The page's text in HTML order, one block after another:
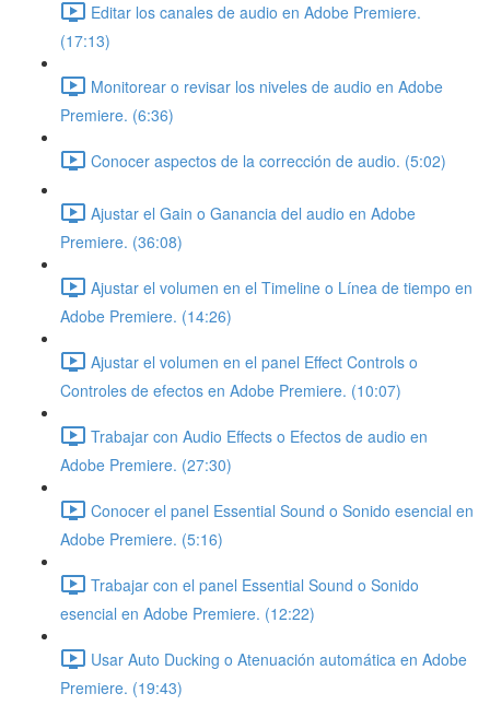
Editar los canales de audio en Adobe Premiere.
(17:13)
Monitorear o revisar los niveles de audio en Adobe
Premiere. (6:36)
Conocer aspectos de la corrección de audio. (5:02)
Ajustar el Gain o Ganancia del audio en Adobe
Premiere. (36:08)
Ajustar el volumen en el Timeline o Línea de tiempo en
Adobe Premiere. (14:26)
Ajustar el volumen en el panel Effect Controls o
Controles de efectos en Adobe Premiere. (10:07)
Trabajar con Audio Effects o Efectos de audio en
Adobe Premiere. (27:30)
Conocer el panel Essential Sound o Sonido esencial en
Adobe Premiere. (5:16)
Trabajar con el panel Essential Sound o Sonido
esencial en Adobe Premiere. (12:22)
Usar Auto Ducking o Atenuación automática en Adobe
Premiere. (19:43)